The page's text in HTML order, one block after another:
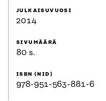
JULKAISUVUOSI
2014
SIVUMÄÄRÄ
80 s.
ISBN (NID)
978-951-563-881-6